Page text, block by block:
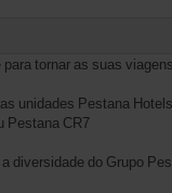
tornar as suas
unidades Pestana
Pestana CR7
diversidade do Grupo